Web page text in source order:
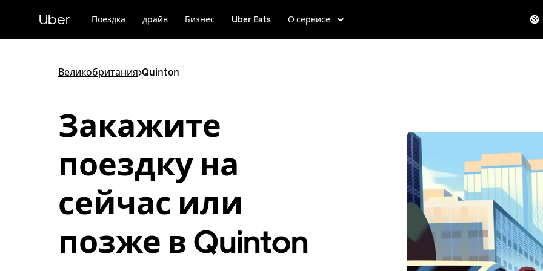
к
Uber Поездка драйв Бизнес Uber Eats О сервисе
Великобритания>Quinton
Закажите
поездку на
сейчас или
позже в Quinton